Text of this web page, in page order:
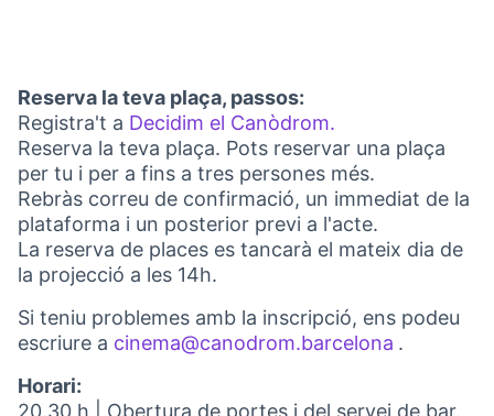
Reserva la teva plaça, passos:
Registra't a Decidim el Canòdrom.
(Obrir en una
Reserva la teva plaça. Pots reservar una plaça
per tu i per a fins a tres persones més.
Rebràs correu de confirmació, un immediat de la
plataforma i un posterior previ a l'acte.
La reserva de places es tancarà el mateix dia de
la projecció a les 14h.
Si teniu problemes amb la inscripció, ens podeu
escriure a cinema@canodrom.barcelona .
Horari: